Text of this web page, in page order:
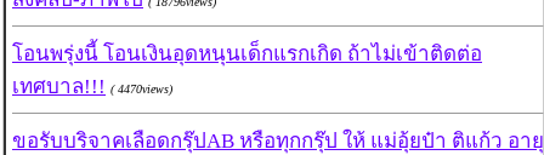
โอนพรุ่งนี้ โอนเงินอุดหนุนเด็กแรกเกิด ถ้าไม่เข้าติดต่อ
เทศบาล!!! ( 4470views)
ขอรับบริจาคเลือดกรุ๊ปAB หรือทุกกรุ๊ป ให้ แม่อุ้ยป๋า ติแก้ว อายุ